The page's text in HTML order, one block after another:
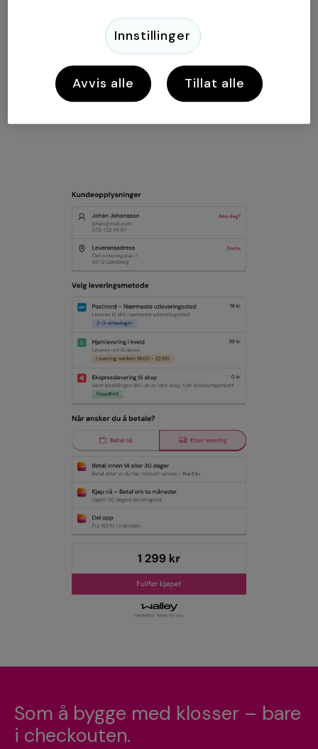
Oppdateres og forbedres
kontinuerlig for å holde
deg ett skritt foran.
tilpasset versjon for B2B-
salg.
Håndterer
samsvarsvurdering,
kundeverifisering og
regelverk – så du slipper.
Som å bygge med klosser – bare
i checkouten.
Innstillinger
Avvis alle Tillat alle